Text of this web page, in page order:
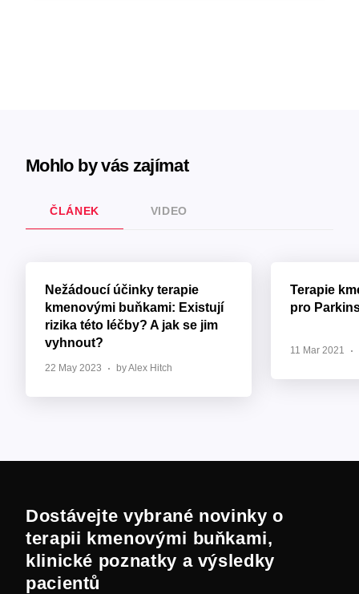
Mohlo by vás zajímat
ČLÁNEK VIDEO
Nežádoucí účinky terapie
kmenovými buňkami: Existují
rizika této léčby? A jak se jim
vyhnout?
22 May 2023 by Alex Hitch
Terapie
pro
11 Mar 2021
Dostávejte vybrané novinky o
terapii kmenovými buňkami,
klinické poznatky a výsledky
pacientů